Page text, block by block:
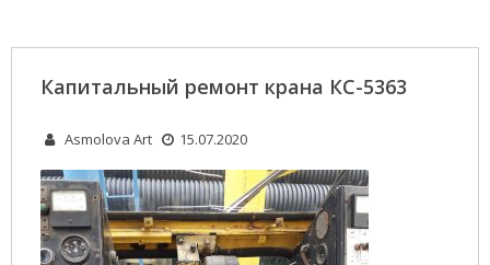
Капитальный ремонт крана КС-5363
Asmolova Art 15.07.2020